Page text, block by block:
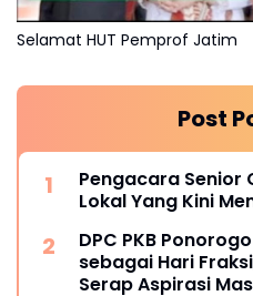
Selamat HUT Pemprof Jatim
Post
Pengacara Senior
Lokal Yang Kini
DPC PKB
sebagai Hari
Serap Aspirasi